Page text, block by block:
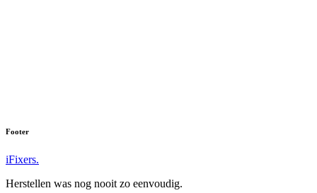
Footer
iFixers.
Herstellen was nog nooit zo eenvoudig.